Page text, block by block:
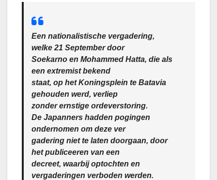
Een nationalistische vergadering,
welke 21 September door
Soekarno en Mohammed Hatta, die als
een extremist bekend
staat, op het Koningsplein te Batavia
gehouden werd, verliep
zonder ernstige ordeverstoring.
De Japanners hadden pogingen
ondernomen om deze ver
gadering niet te laten doorgaan, door
het publiceeren van een
decreet, waarbij optochten en
vergaderingen verboden werden.